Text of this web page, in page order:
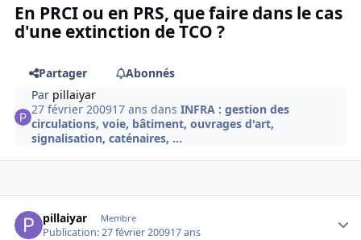
En PRCI ou en PRS, que faire dans le cas
d'une extinction de TCO ?
Partager
Abonnés
Par pillaiyar
27 février 200917 ans dansINFRA : gestion des
circulations, voie, bâtiment, ouvrages d'art,
signalisation, caténaires, ...
pillaiyar Membre
Publication:27 février 200917 ans